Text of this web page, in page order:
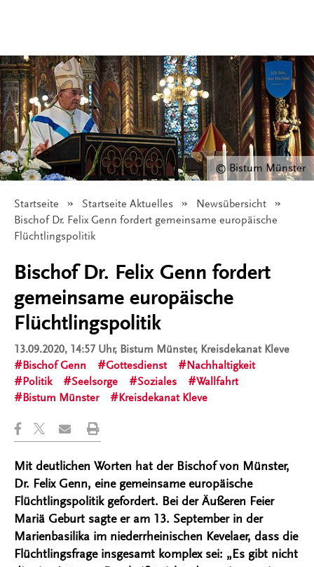
© Bistum Münster
Startseite Startseite Aktuelles
Newsübersicht
Angezeigt:
Bischof Dr. Felix Genn fordert gemeinsame europäische
Flüchtlingspolitik
Bischof Dr. Felix Genn fordert
gemeinsame europäische
Flüchtlingspolitik
13.09.2020, 14:57 Uhr, Bistum Münster, Kreisdekanat Kleve
Bischof Genn
Gottesdienst
Nachhaltigkeit
Politik
Seelsorge Soziales
Wallfahrt
Bistum Münster
Kreisdekanat Kleve
Mit deutlichen Worten hat der Bischof von Münster,
Dr. Felix Genn, eine gemeinsame europäische
Flüchtlingspolitik gefordert. Bei der Äußeren Feier
Mariä Geburt sagte er am 13. September in der
Marienbasilika im niederrheinischen Kevelaer, dass die
Flüchtlingsfrage insgesamt komplex sei: „Es gibt nicht